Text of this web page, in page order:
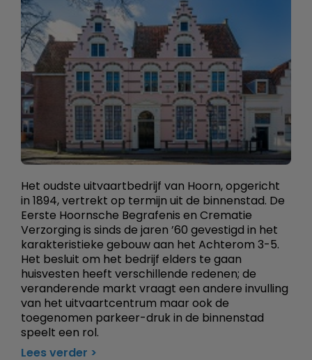
Het oudste uitvaartbedrijf van Hoorn, opgericht
in 1894, vertrekt op termijn uit de binnenstad. De
Eerste Hoornsche Begrafenis en Crematie
Verzorging is sinds de jaren ’60 gevestigd in het
karakteristieke gebouw aan het Achterom 3-5.
Het besluit om het bedrijf elders te gaan
huisvesten heeft verschillende redenen; de
veranderende markt vraagt een andere invulling
van het uitvaartcentrum maar ook de
toegenomen parkeer-druk in de binnenstad
speelt een rol.
Lees verder